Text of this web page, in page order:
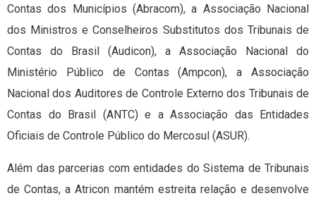
Contas dos Municípios (Abracom), a Associação Nacional
dos Ministros e Conselheiros Substitutos dos Tribunais de
Contas do Brasil (Audicon), a Associação Nacional do
Ministério Público de Contas (Ampcon), a Associação
Nacional dos Auditores de Controle Externo dos Tribunais de
Contas do Brasil (ANTC) e a Associação das Entidades
Oficiais de Controle Público do Mercosul (ASUR).
Além das parcerias com entidades do Sistema de Tribunais
de Contas, a Atricon mantém estreita relação e desenvolve